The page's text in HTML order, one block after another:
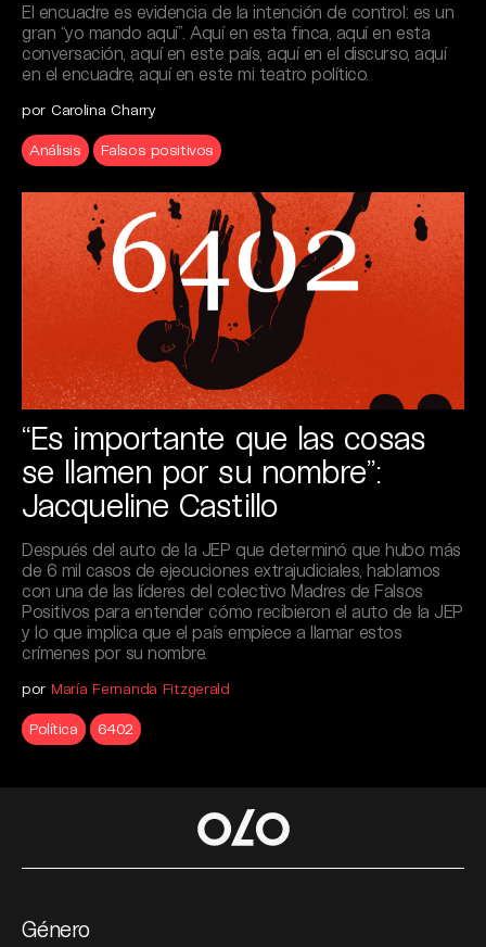
El encuadre es evidencia de la intención de control: es un
gran “yo mando aquí”. Aquí en esta finca, aquí en esta
conversación, aquí en este país, aquí en el discurso, aquí
en el encuadre, aquí en este mi teatro político.
por Carolina Charry
Análisis Falsos positivos
“Es importante que las cosas
se llamen por su nombre”:
Jacqueline Castillo
Después del auto de la JEP que determinó que hubo más
de 6 mil casos de ejecuciones extrajudiciales, hablamos
con una de las líderes del colectivo Madres de Falsos
Positivos para entender cómo recibieron el auto de la JEP
y lo que implica que el país empiece a llamar estos
crímenes por su nombre.
por María Fernanda Fitzgerald
Política 6402
Género